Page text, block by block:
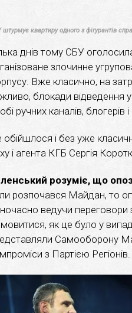
квартиру одного з фігурантів
днів тому СБУ
злочинне
Вже класично, на
блокади відведення
ручних каналів, блогерів
обійшлося і без уже
і агента КГБ Сергія
розуміє, що
розпочався Майдан, то
ведучи
як це було у
Самооборону
з Партією Регіонів.